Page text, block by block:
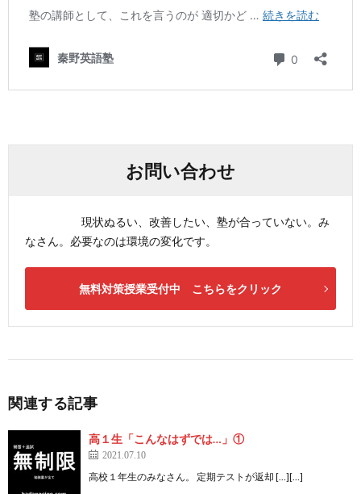
お問い合わせ
現状ぬるい、改善したい、塾が合っていない。み
なさん。必要なのは環境の変化です。
無料対策授業受付中 こちらをクリック
関連する記事
高１生「こんなはずでは…」①
2021.07.10
高校１年生のみなさん。 定期テストが返却 […][…]